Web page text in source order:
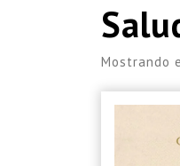
Mostrando